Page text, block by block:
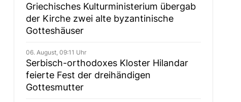
Griechisches Kulturministerium übergab
der Kirche zwei alte byzantinische
Gotteshäuser
06. August, 09:11 Uhr
Serbisch-orthodoxes Kloster Hilandar
feierte Fest der dreihändigen
Gottesmutter